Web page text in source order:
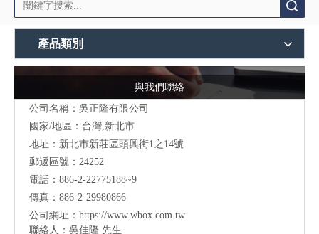
產品類別
與我們聯絡
公司名稱：吳正隆有限公司
國家/地區：台灣,新北市
地址：新北市新莊區頭興街1之14號
郵遞區號：24252
電話：886-2-22775188~9
傳真：886-2-29980866
公司網址： https://www.wbox.com.tw
聯絡人：吳佳隆 先生